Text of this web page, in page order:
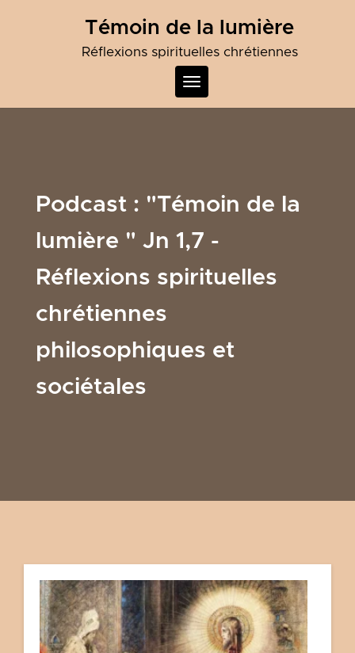
Témoin de la lumière
Réflexions spirituelles chrétiennes
Toggle
navigation
Podcast : "Témoin de la
lumière " Jn 1,7 -
Réflexions spirituelles
chrétiennes
philosophiques et
sociétales